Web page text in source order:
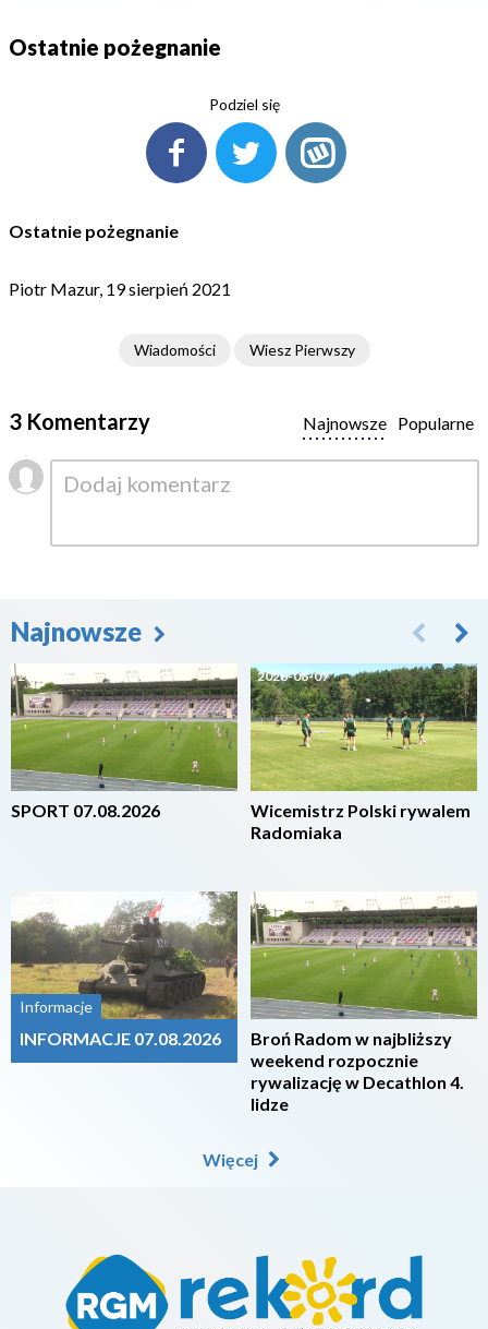
Ostatnie pożegnanie
Podziel się
Ostatnie pożegnanie
Piotr Mazur, 19 sierpień 2021
Wiadomości Wiesz Pierwszy
3 Komentarzy Popularne
Najnowsze
Najnowsze
2026-08-07
SPORT 07.08.2026
Informacje
INFORMACJE 07.08.2026
2026-08-07
Wicemistrz Polski rywalem
Radomiaka
2026-08-07
Broń Radom w najbliższy
weekend rozpocznie
rywalizację w Decathlon 4.
lidze
Więcej